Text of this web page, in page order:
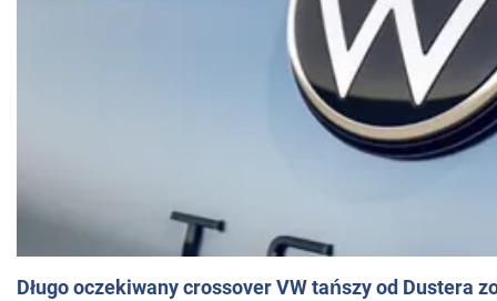
Długo oczekiwany crossover VW tańszy od Dustera